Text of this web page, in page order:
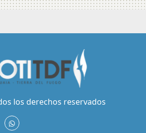
los derechos reservados